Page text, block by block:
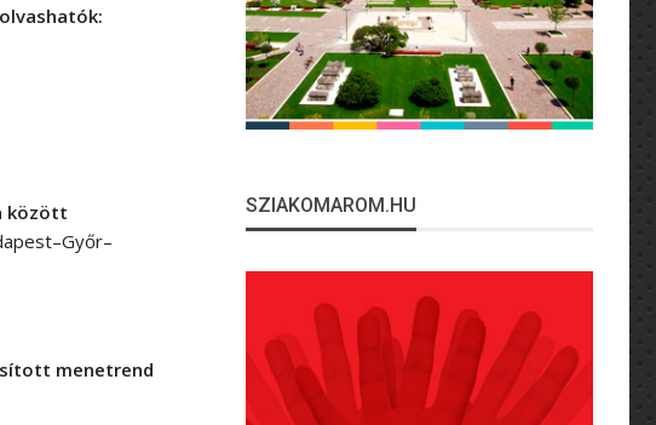
között
menetrend
SZIAKOMAROM.HU